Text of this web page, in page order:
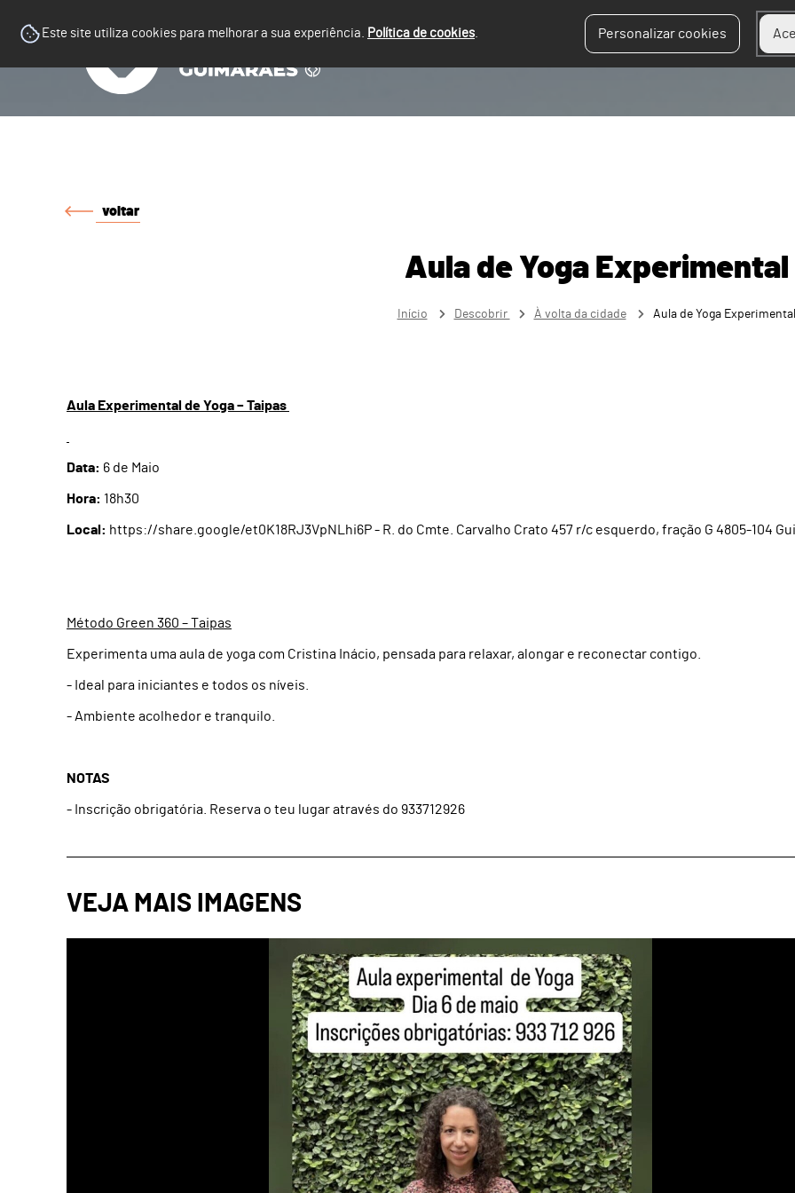
Este site utiliza cookies para melhorar a sua experiência. Política de cookies. Personalizar cookies
voltar
Aula de Yoga Experimental
Início Descobrir À volta da cidade Aula de Yoga Experimental
Aula Experimental de Yoga – Taipas
Data: 6 de Maio
Hora: 18h30
Local: https://share.google/et0K18RJ3VpNLhi6P - R. do Cmte. Carvalho Crato 457 r/c esquerdo, fração G 4805-104
Método Green 360 – Taipas
Experimenta uma aula de yoga com Cristina Inácio, pensada para relaxar, alongar e reconectar contigo.
- Ideal para iniciantes e todos os níveis.
- Ambiente acolhedor e tranquilo.
NOTAS
- Inscrição obrigatória. Reserva o teu lugar através do 933712926